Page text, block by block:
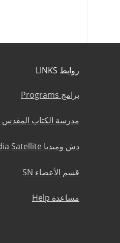
روابط LINKS
برامج Programs
مدرسة الكتاب المقدس Bible School
دش وميديا Media Satellite
قسم الأعضاء SN
مساعدة Help